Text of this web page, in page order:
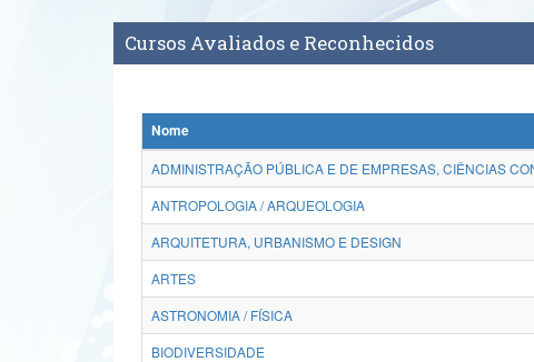
Cursos Avaliados e Reconhecidos
Nome
ADMINISTRAÇÃO PÚBLICA E DE EMPRESAS, CIÊNCIAS
ANTROPOLOGIA / ARQUEOLOGIA
ARQUITETURA, URBANISMO E DESIGN
ARTES
ASTRONOMIA / FÍSICA
BIODIVERSIDADE